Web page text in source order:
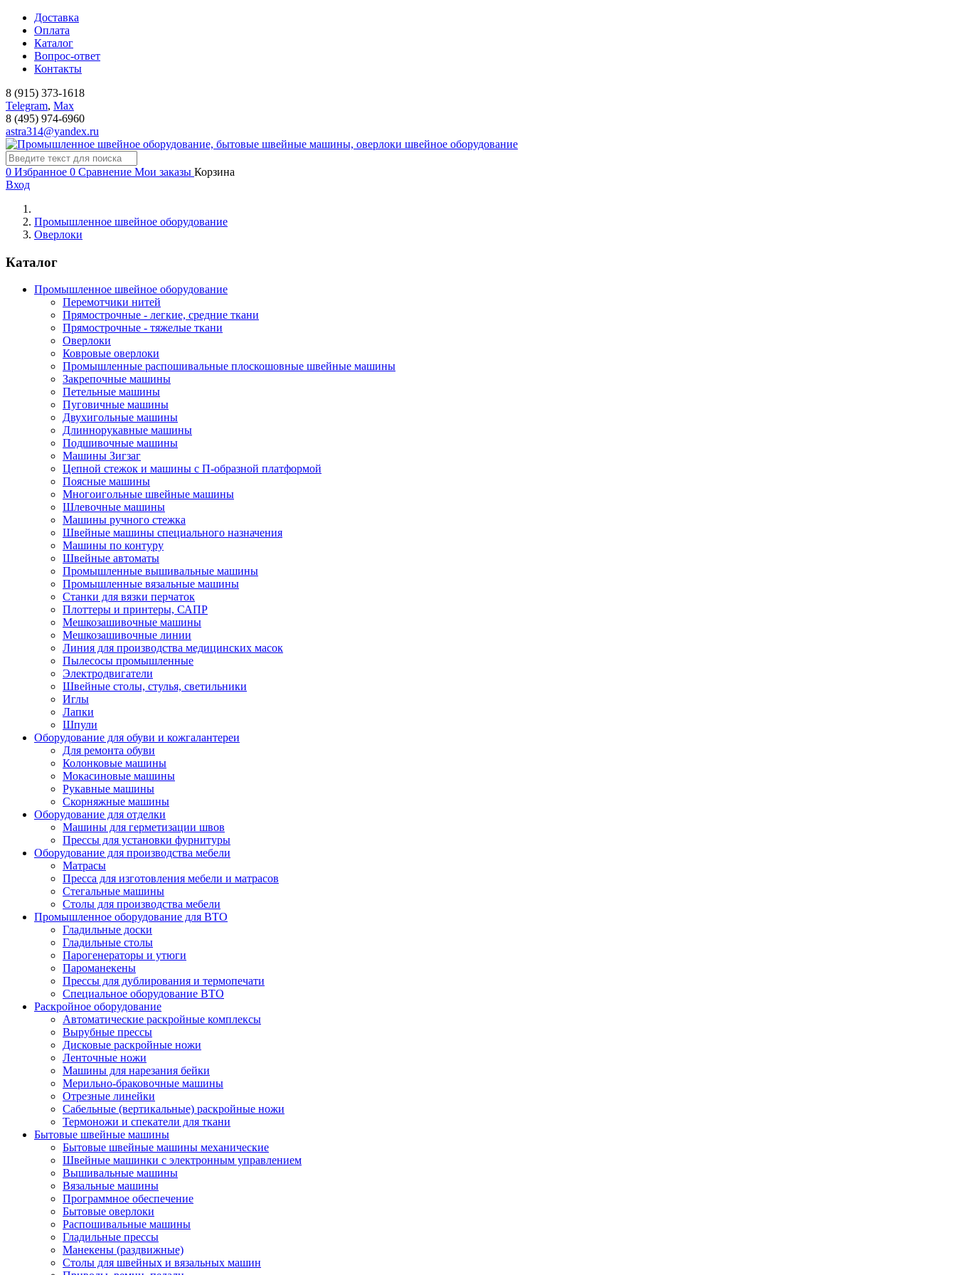
Доставка
Оплата
Каталог
Вопрос-ответ
Контакты
8 (915) 373-1618
Telegram, Мах
8 (495) 974-6960
astra314@yandex.ru
швейное оборудование
0 Избранное 0 Сравнение Мои заказы Корзина
Вход
Промышленное швейное оборудование
Оверлоки
Каталог
Промышленное швейное оборудование
Перемотчики нитей
Прямострочные - легкие, средние ткани
Прямострочные - тяжелые ткани
Оверлоки
Ковровые оверлоки
Промышленные распошивальные плоскошовные швейные машины
Закрепочные машины
Петельные машины
Пуговичные машины
Двухигольные машины
Длиннорукавные машины
Подшивочные машины
Машины Зигзаг
Цепной стежок и машины с П-образной платформой
Поясные машины
Многоигольные швейные машины
Шлевочные машины
Машины ручного стежка
Швейные машины специального назначения
Машины по контуру
Швейные автоматы
Промышленные вышивальные машины
Промышленные вязальные машины
Станки для вязки перчаток
Плоттеры и принтеры, САПР
Мешкозашивочные машины
Мешкозашивочные линии
Линия для производства медицинских масок
Пылесосы промышленные
Электродвигатели
Швейные столы, стулья, светильники
Иглы
Лапки
Шпули
Оборудование для обуви и кожгалантереи
Для ремонта обуви
Колонковые машины
Мокасиновые машины
Рукавные машины
Скорняжные машины
Оборудование для отделки
Машины для герметизации швов
Прессы для установки фурнитуры
Оборудование для производства мебели
Матрасы
Пресса для изготовления мебели и матрасов
Стегальные машины
Столы для производства мебели
Промышленное оборудование для ВТО
Гладильные доски
Гладильные столы
Парогенераторы и утюги
Пароманекены
Прессы для дублирования и термопечати
Специальное оборудование ВТО
Раскройное оборудование
Автоматические раскройные комплексы
Вырубные прессы
Дисковые раскройные ножи
Ленточные ножи
Машины для нарезания бейки
Мерильно-браковочные машины
Отрезные линейки
Сабельные (вертикальные) раскройные ножи
Термоножи и спекатели для ткани
Бытовые швейные машины
Бытовые швейные машины механические
Швейные машинки с электронным управлением
Вышивальные машины
Вязальные машины
Программное обеспечение
Бытовые оверлоки
Распошивальные машины
Гладильные прессы
Манекены (раздвижные)
Столы для швейных и вязальных машин